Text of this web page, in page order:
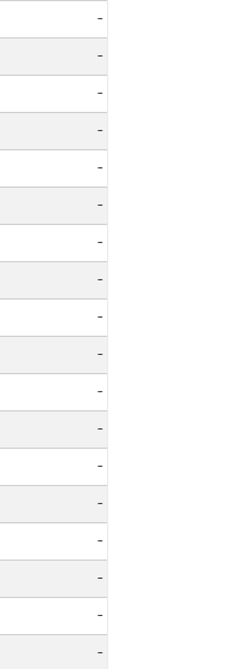
-
-
-
-
-
-
-
-
-
-
-
-
-
-
-
-
-
-